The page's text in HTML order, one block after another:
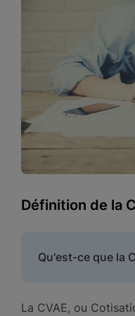
Définition de la
Qu'est-ce que la
La CVAE, ou